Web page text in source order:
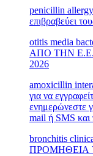
penicillin
επιβραβεύει
otitis media
ΑΠΟ ΤΗΝ
2026
amoxicillin
για να
ενημερώνεστε
mail ή SMS
bronchitis
ΠΡΟΜΗΘΕΙΑ